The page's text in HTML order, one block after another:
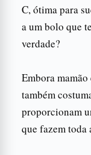
C, ótima para
a um bolo que
verdade?
Embora
também
proporcionam
que fazem toda